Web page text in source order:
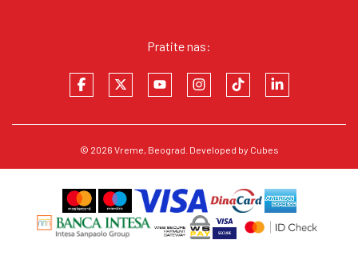
Pratite nas:
© 2026 Vreme , Beograd. Developed by Cubes